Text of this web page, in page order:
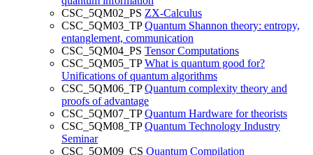
CSC_5QM02_PS ZX-Calculus
CSC_5QM03_TP Quantum Shannon theory: entropy,
entanglement, communication
CSC_5QM04_PS Tensor Computations
CSC_5QM05_TP What is quantum good for?
Unifications of quantum algorithms
CSC_5QM06_TP Quantum complexity theory and
proofs of advantage
CSC_5QM07_TP Quantum Hardware for theorists
CSC_5QM08_TP Quantum Technology Industry
Seminar
CSC_5QM09_CS Quantum Compilation